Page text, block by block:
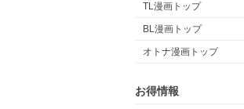
TL漫画トップ
BL漫画トップ
オトナ漫画トップ
お得情報